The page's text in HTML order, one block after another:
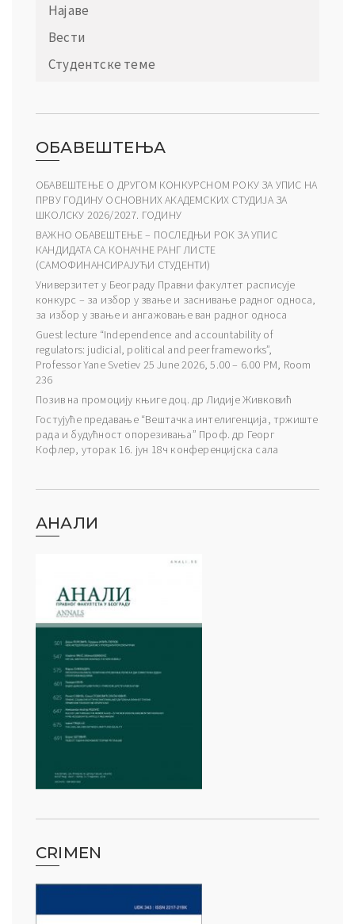
Најаве
Вести
Студентске теме
ОБАВЕШТЕЊА
ОБАВЕШТЕЊЕ О ДРУГОМ КОНКУРСНОМ РОКУ ЗА УПИС НА
ПРВУ ГОДИНУ ОСНОВНИХ АКАДЕМСКИХ СТУДИЈА ЗА
ШКОЛСКУ 2026/2027. ГОДИНУ
ВАЖНО ОБАВЕШТЕЊЕ – ПОСЛЕДЊИ РОК ЗА УПИС
КАНДИДАТА СА КОНАЧНЕ РАНГ ЛИСТЕ
(САМОФИНАНСИРАЈУЋИ СТУДЕНТИ)
Универзитет у Београду Правни факултет расписује
конкурс – за избор у звање и заснивање радног односа,
за избор у звање и ангажовање ван радног односа
Guest lecture “Independence and accountability of
regulators: judicial, political and peer frameworks”,
Professor Yane Svetiev 25 June 2026, 5.00 – 6.00 PM, Room
236
Позив на промоцију књиге доц. др Лидије Живковић
Гостујуће предавање “Вештачка интелигенција, тржиште
рада и будућност опорезивања” Проф. др Георг
Кофлер, уторак 16. јун 18ч конференцијска сала
АНАЛИ
CRIMEN